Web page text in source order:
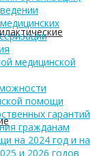
медицинской
помощи
гарантий
гражданам
на 2024 год и на
и 2026 годов